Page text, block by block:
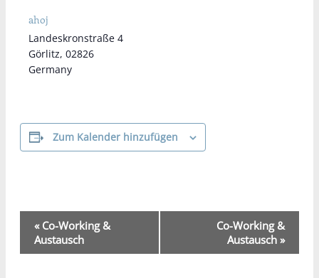
ahoj
Landeskronstraße 4
Görlitz, 02826
Germany
Zum Kalender hinzufügen
Veranstaltung-
Navigation
«Co-Working &
Austausch
Co-Working &
Austausch »